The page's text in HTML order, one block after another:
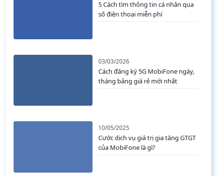
5 Cách tìm thông tin cá nhân qua
số điện thoại miễn phí
03/03/2026
Cách đăng ký 5G MobiFone ngày,
tháng bảng giá rẻ mới nhất
10/05/2025
Cước dịch vụ giá trị gia tăng GTGT
của MobiFone là gì?